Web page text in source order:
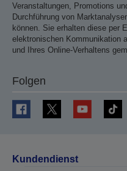
Veranstaltungen, Promotions
Durchführung von
können. Sie erhalten diese per
elektronischen Kommunikation
und Ihres Online-Verhaltens
Folgen
Kundendienst